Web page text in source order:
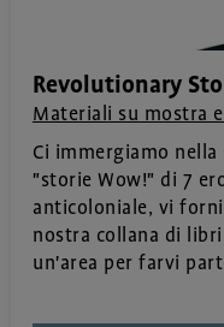
Revolutionary
Materiali su mostra
Ci immergiamo
"storie Wow!" di 7
anticoloniale, vi
nostra collana di
un'area per farvi